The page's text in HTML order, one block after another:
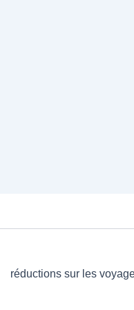
réductions sur les